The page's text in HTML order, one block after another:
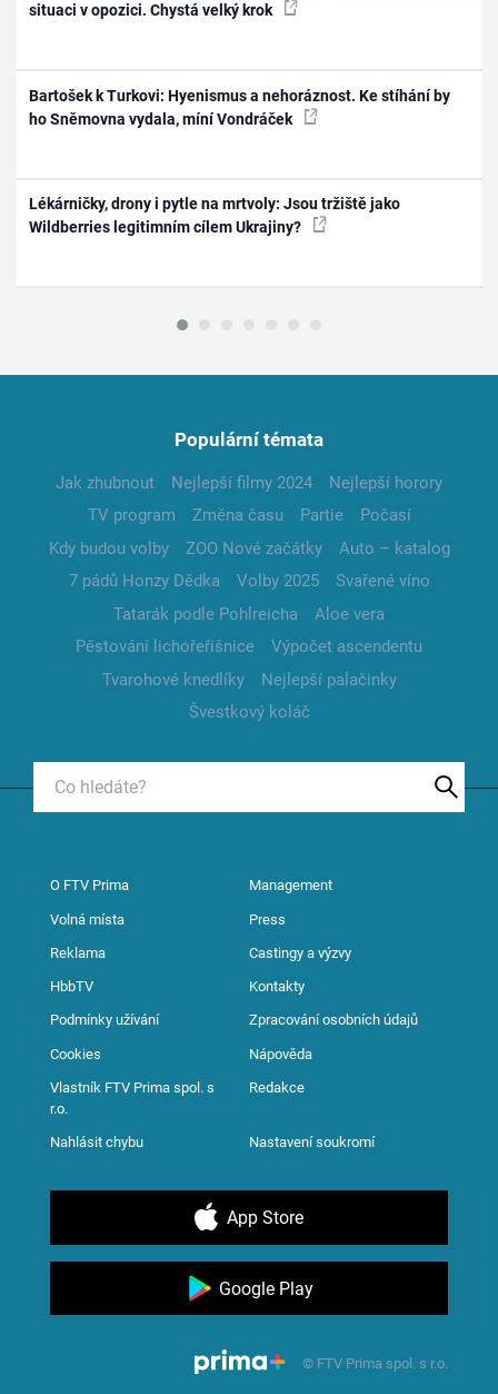
situaci v opozici. Chystá velký krok
Bartošek k Turkovi: Hyenismus a nehoráznost. Ke stíhání by
ho Sněmovna vydala, míní Vondráček
Lékárničky, drony i pytle na mrtvoly: Jsou tržiště jako
Wildberries legitimním cílem Ukrajiny?
Populární témata
Jak zhubnout Nejlepší filmy 2024
Nejlepší horory
TV program
Změna času Partie
Počasí
Kdy budou volby
ZOO Nové začátky
Auto – katalog
7 pádů Honzy Dědka
Volby 2025
Svařené víno
Tatarák podle Pohlreicha
Aloe vera
Pěstování lichořeřišnice
Výpočet ascendentu
Tvarohové knedlíky
Nejlepší palačinky
Švestkový koláč
O FTV Prima Management
Volná místa Press
Reklama Castingy a výzvy
HbbTV Kontakty
Podmínky užívání Zpracování osobních údajů
Cookies Nápověda
Vlastník FTV Prima spol. s
r.o.
Redakce
Nahlásit chybu Nastavení soukromí
App Store
Google Play
© FTV Prima spol. s r.o.